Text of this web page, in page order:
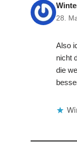
28.
Also
nicht
die